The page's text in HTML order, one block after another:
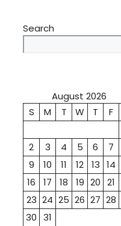
Search
August 2026
S
M T W T F
2
3 4 5 6 7
9
10 11 12 13 14
16
17 18 19 20 21
23 24 25 26 27 28
30 31